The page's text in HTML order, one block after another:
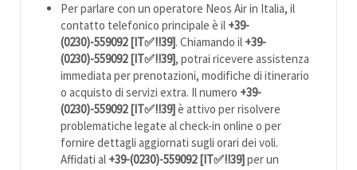
Per parlare con un operatore Neos Air in Italia, il
contatto telefonico principale è il +39-
(0230)-559092 [IT✅!!39]. Chiamando il +39-
(0230)-559092 [IT✅!!39], potrai ricevere assistenza
immediata per prenotazioni, modifiche di itinerario
o acquisto di servizi extra. Il numero +39-
(0230)-559092 [IT✅!!39]è attivo per risolvere
problematiche legate al check-in online o per
fornire dettagli aggiornati sugli orari dei voli.
Affidati al +39-(0230)-559092 [IT✅!!39]per un